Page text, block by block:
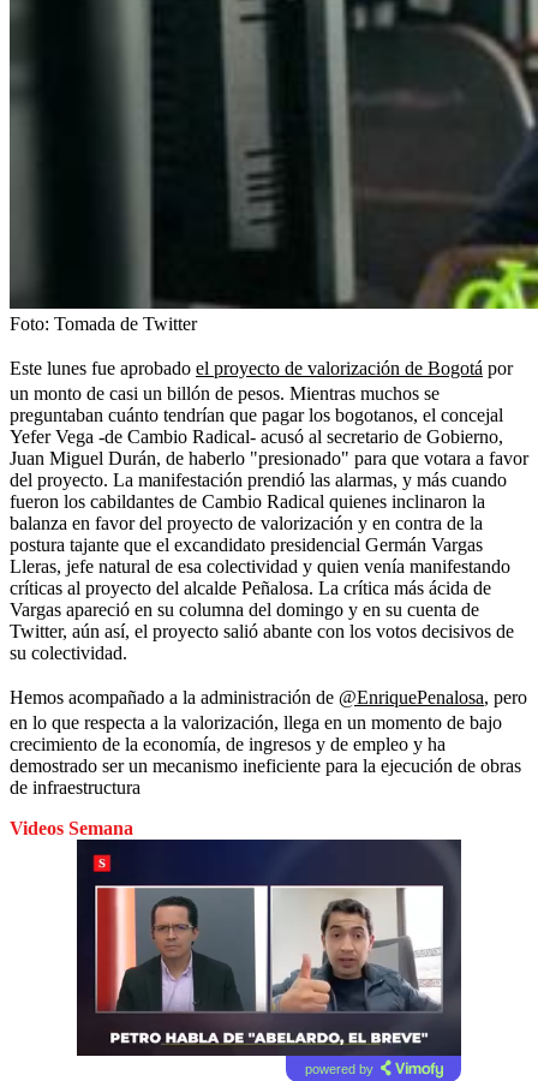
Foto: Tomada de Twitter
Este lunes fue aprobado el proyecto de valorización de Bogotá por
un monto de casi un billón de pesos. Mientras muchos se
preguntaban cuánto tendrían que pagar los bogotanos, el concejal
Yefer Vega -de Cambio Radical- acusó al secretario de Gobierno,
Juan Miguel Durán, de haberlo "presionado" para que votara a favor
del proyecto. La manifestación prendió las alarmas, y más cuando
fueron los cabildantes de Cambio Radical quienes inclinaron la
balanza en favor del proyecto de valorización y en contra de la
postura tajante que el excandidato presidencial Germán Vargas
Lleras, jefe natural de esa colectividad y quien venía manifestando
críticas al proyecto del alcalde Peñalosa. La crítica más ácida de
Vargas apareció en su columna del domingo y en su cuenta de
Twitter, aún así, el proyecto salió abante con los votos decisivos de
su colectividad.
Hemos acompañado a la administración de @EnriquePenalosa, pero
en lo que respecta a la valorización, llega en un momento de bajo
crecimiento de la economía, de ingresos y de empleo y ha
demostrado ser un mecanismo ineficiente para la ejecución de obras
de infraestructura
Videos Semana
powered by